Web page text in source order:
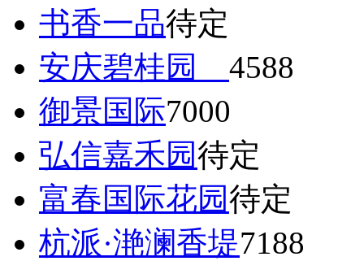
书香一品待定
安庆碧桂园 4588
御景国际7000
弘信嘉禾园待定
富春国际花园待定
杭派·滟澜香堤7188